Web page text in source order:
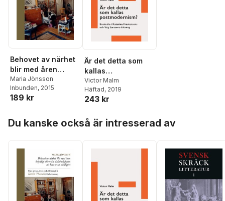
Behovet av närhet
blir med åren
betydligt större än
nödvändigheten att
bevara sin
genus, trots och
åldrande i Kerstin
Thorvalls
författarskap
Maria Jönsson
Inbunden, 2015
189 kr
Är det detta som
kallas
postmodernism? :
en studie i Katarina
Frostensons och
diktning
Victor Malm
Häftad, 2019
243 kr
Du kanske också är intresserad av